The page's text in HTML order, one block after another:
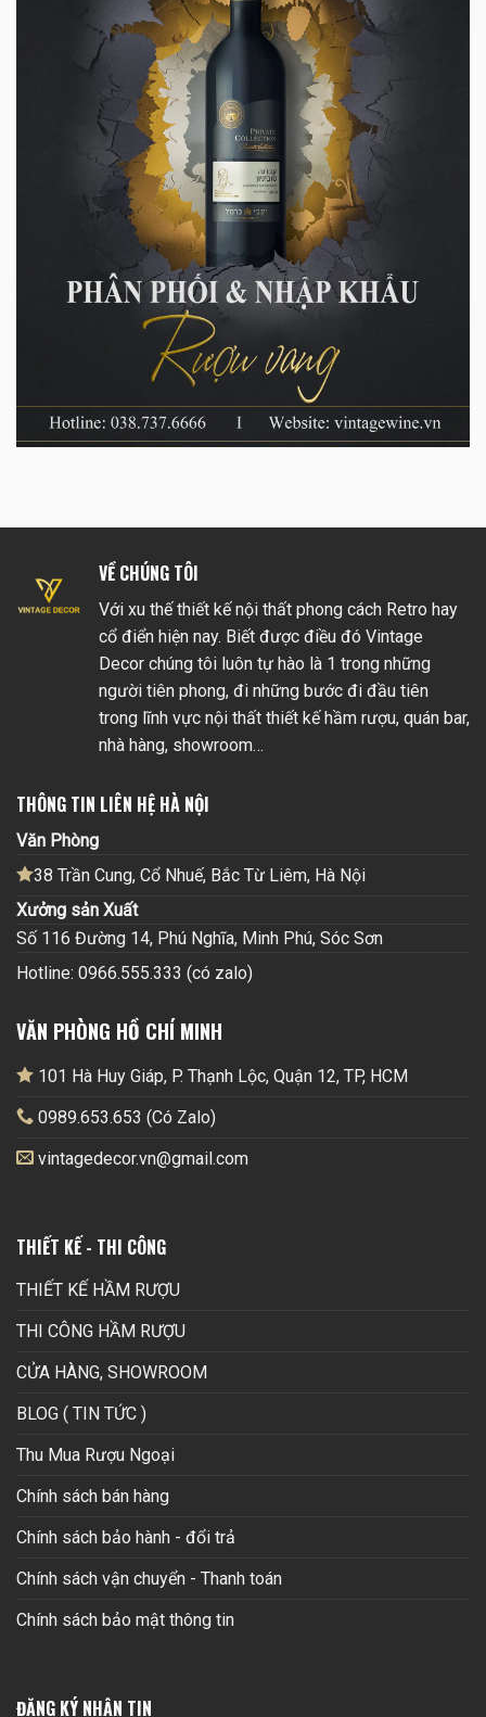
VỀ CHÚNG TÔI
Với xu thế thiết kế nội thất phong cách Retro hay
cổ điển hiện nay. Biết được điều đó Vintage
Decor chúng tôi luôn tự hào là 1 trong những
người tiên phong, đi những bước đi đầu tiên
trong lĩnh vực nội thất thiết kế hầm rượu, quán bar,
nhà hàng, showroom…
THÔNG TIN LIÊN HỆ HÀ NỘI
Văn Phòng
38 Trần Cung, Cổ Nhuế, Bắc Từ Liêm, Hà Nội
Xưởng sản Xuất
Số 116 Đường 14, Phú Nghĩa, Minh Phú, Sóc Sơn
Hotline: 0966.555.333 (có zalo)
VĂN PHÒNG HỒ CHÍ MINH
101 Hà Huy Giáp, P. Thạnh Lộc, Quận 12, TP, HCM
0989.653.653 (Có Zalo)
vintagedecor.vn@gmail.com
THIẾT KẾ - THI CÔNG
THIẾT KẾ HẦM RƯỢU
THI CÔNG HẦM RƯỢU
CỬA HÀNG, SHOWROOM
BLOG ( TIN TỨC )
Thu Mua Rượu Ngoại
Chính sách bán hàng
Chính sách bảo hành - đổi trả
Chính sách vận chuyển - Thanh toán
Chính sách bảo mật thông tin
ĐĂNG KÝ NHẬN TIN